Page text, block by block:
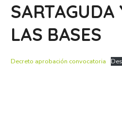
SARTAGUDA
LAS BASES
Decreto aprobación convocatoria